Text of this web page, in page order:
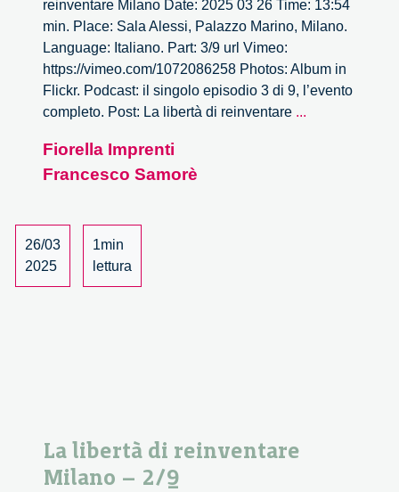
reinventare Milano Date: 2025 03 26 Time: 13:54
min. Place: Sala Alessi, Palazzo Marino, Milano.
Language: Italiano. Part: 3/9 url Vimeo:
https://vimeo.com/1072086258 Photos: Album in
Flickr. Podcast: il singolo episodio 3 di 9, l’evento
completo. Post: La libertà di reinventare ...
Fiorella Imprenti
Francesco Samorè
26/03
2025
1min
lettura
La libertà di reinventare
Milano – 2/9